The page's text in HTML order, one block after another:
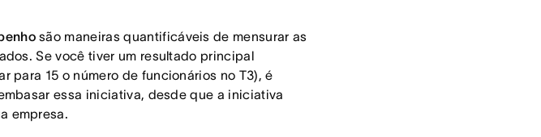
são maneiras quantificáveis de mensurar as
Se você tiver um resultado principal
para 15 o número de funcionários no T3), é
essa iniciativa, desde que a iniciativa
empresa.